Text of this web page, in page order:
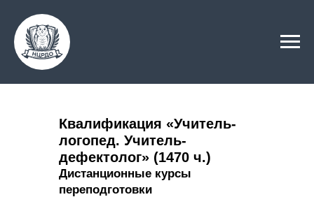
Квалификация «Учитель-
логопед. Учитель-
дефектолог» (1470 ч.)
Дистанционные курсы
переподготовки